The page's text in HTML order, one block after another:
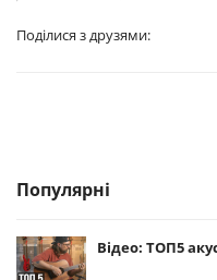
Поділися з друзями:
Популярні
Відео: ТОП5